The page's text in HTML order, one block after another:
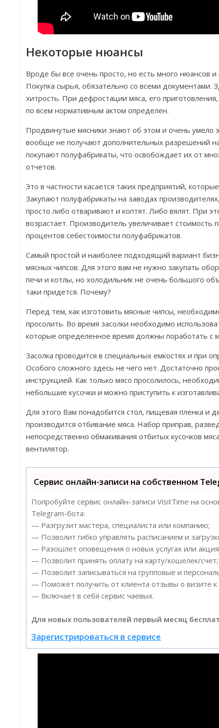
Некоторые нюансы
Вроде бы все очень просто, но есть много нюансов
Покупка сырья, обязательно со всеми документами.
хитрость. При дефростации мяса, его
по всем нормативным актом определен.
Продвинутые мясники знают об этом и очень умело
вообще не получают дополнительных разрешений
покупают полуфабрикаты, что освобождает их от
отчетов.
Это в частности касается таких предприятий,
Закупают полуфабрикаты на заводах
просто либо отваривают и коптят. Либо вялят. При
возрастает. Производитель увеличивает стоимость
процентов себестоимости полуфабрикатов.
Самый простой и наиболее подходящий вариант
мясных чипсов. Для этого вам не нужно закупать
печи и котлы, но холодильник не очень большого
таки придется. Почему?
Перед тем, как изготовить мясные чипсы,
просолить. Во время засолки необходимо
которые определенное время должны поработать с
Засолка проводится в специальных емкостях и при
Особого сложного здесь не чего нет. Достаточно
инструкцией. Как только мясо просолилось,
небольшие кусочки и можно приступить к
Для этого Вам понадобится стол, пищевая пленка и
производится отбивание мяса. Набор приправ,
непосредственно обмакивания отбитых кусочков
вентилятор.
Сервис онлайн-записи на собственном
Попробуйте сервис онлайн-записи VisitTime на
Telegram-бота:
— Разгрузит мастера, специалиста или компанию;
— Позволит гибко управлять расписанием и
— Разошлет оповещения о новых услугах или
— Позволит принять оплату на карту/кошелек/счет;
— Позволит записываться на групповые и
— Поможет получить от клиента отзывы о визите к
— Включает в себя сервис чаевых.
Для новых пользователей первый месяц
Зарегистрироваться в сервисе